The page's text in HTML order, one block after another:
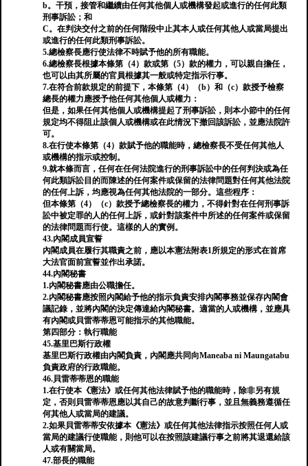
b。干預，接管和繼續由任何其他個人或機構發起或進行的任何此類
刑事訴訟；和
C。在判決交付之前的任何階段中止其本人或任何其他人或當局提出
或進行的任何此類刑事訴訟。
5.總檢察長應行使法律不時賦予他的所有職能。
6.總檢察長根據本條第（4）款或第（5）款的權力，可以親自擔任，
也可以由其所屬的官員根據其一般或特定指示行事。
7.在符合前款規定的前提下，本條第（4）（b）和（c）款授予檢察
總長的權力應授予他任何其他個人或權力：
但是，如果任何其他個人或機構提起了刑事訴訟，則本小節中的任何
規定均不得阻止該個人或機構或在此情況下撤回該訴訟，並應法院許
可。
8.在行使本條第（4）款賦予他的職能時，總檢察長不受任何其他人
或機構的指示或控制。
9.就本條而言，任何在任何法院進行的刑事訴訟中的任何判決或為任
何此類訴訟目的而陳述的任何案件或保留的法律問題對任何其他法院
的任何上訴，均應視為任何其他法院的一部分。這些程序：
但本條第（4）（c）款授予總檢察長的權力，不得針對在任何刑事訴
訟中被定罪的人的任何上訴，或針對該案件中所述的任何案件或保留
的法律問題而行使。這樣的人的實例。
43.內閣成員宣誓
內閣成員在履行其職責之前，應以本憲法附表1所規定的形式在首席
大法官面前宣誓並作出承諾。
44.內閣秘書
1.內閣秘書應由公職擔任。
2.內閣秘書應按照內閣給予他的指示負責安排內閣事務並保存內閣會
議記錄，並將內閣的決定傳達給內閣秘書。適當的人或機構，並應具
有內閣或貝雷蒂蒂恩可能指示的其他職能。
第四部分：執行職能
45.基里巴斯行政權
基里巴斯行政權由內閣負責，內閣應共同向Maneaba ni Maungatabu
負責政府的行政職能。
46.貝雷蒂蒂恩的職能
1.在行使本《憲法》或任何其他法律賦予他的職能時，除非另有規
定，否則貝雷蒂蒂恩應以其自己的故意判斷行事，並且無義務遵循任
何其他人或當局的建議。
2.如果貝雷蒂蒂安依據本《憲法》或任何其他法律指示按照任何人或
當局的建議行使職能，則他可以在按照該建議行事之前將其退還給該
人或有關當局。
47.部長的職能